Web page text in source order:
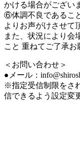
かける場合がござい
⑥体調不良であるこ
よりお声がけさせて
また、状況により会
こと 重ねてご了承お
＜お問い合わせ＞
●メール：
※指定受信制限をさ
信できるよう設定変